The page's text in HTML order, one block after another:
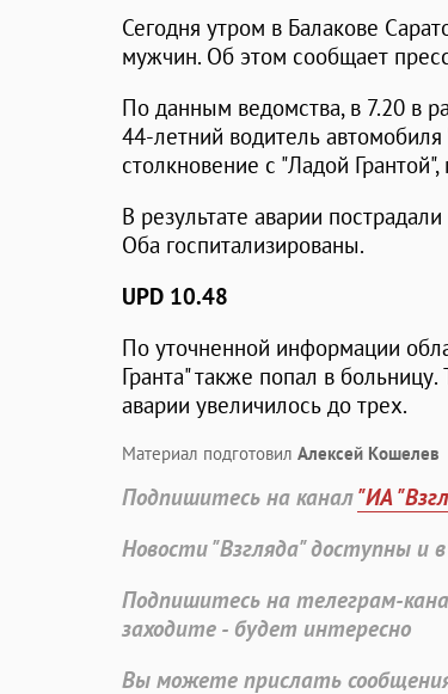
Сегодня утром в Балакове
мужчин. Об этом сообщает
По данным ведомства, в 7.20 в
44-летний водитель
столкновение с "Ладой
В результате аварии
Оба госпитализированы.
UPD 10.48
По уточненной информации
Гранта" также попал в
аварии увеличилось до трех.
Материал подготовил Алексей Кошелев
Подпишитесь на канал"ИА
Новости "Взгляда" доступны и
Подпишитесь на телеграм-
заходите - будет интересно
Вы можете прислать